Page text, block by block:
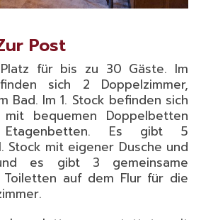
Post
für bis zu 30 Gäste. Im
sich 2 Doppelzimmer,
Bad. Im 1. Stock befinden sich
mit bequemen Doppelbetten
Es gibt 5
Stock mit eigener Dusche und
es gibt 3 gemeinsame
Toiletten auf dem Flur für die